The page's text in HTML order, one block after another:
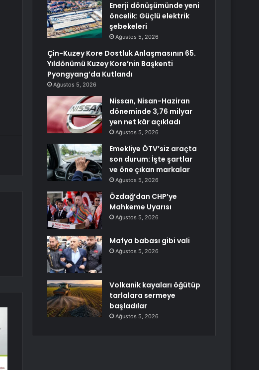
Enerji dönüşümünde yeni
öncelik: Güçlü elektrik
şebekeleri
Ağustos 5, 2026
Çin-Kuzey Kore Dostluk Anlaşmasının 65.
Yıldönümü Kuzey Kore’nin Başkenti
Pyongyang’da Kutlandı
Ağustos 5, 2026
Nissan, Nisan-Haziran
döneminde 3,76 milyar
yen net kâr açıkladı
Ağustos 5, 2026
Emekliye ÖTV’siz araçta
son durum: İşte şartlar
ve öne çıkan markalar
Ağustos 5, 2026
Özdağ’dan CHP’ye
Mahkeme Uyarısı
Ağustos 5, 2026
Mafya babası gibi vali
Ağustos 5, 2026
Volkanik kayaları öğütüp
tarlalara sermeye
başladılar
Ağustos 5, 2026